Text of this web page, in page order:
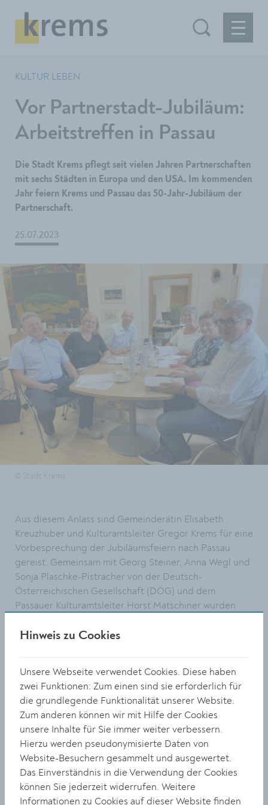
KULTUR LEBEN
Vor Partnerstadt-Jubiläum:
Arbeitstreffen in Passau
Die Stadt Krems pflegt seit vielen Jahren Partnerschaften
mit sechs Städten in Europa und den USA. Im kommenden
Jahr feiern Krems und Passau das 50-Jahr-Jubiläum der
Partnerschaft.
25.07.2023
Aus diesem Anlass sind Gemeinderätin Elisabeth
Kreuzhuber und Kulturamtsleiter Gregor Krems für eine
Vorbesprechung der Jubiläumsfeiern nach Passau
gereist. Gemeinsam mit Georg Steiner, Anna Wegl und
Sonja Plaschke-Pistracher von der Deutsch-
Österreichischen Gesellschaft (DÖG) und dem
Passauer Kulturamtsleiter Horst Matschiner wurden
Aktivitäten, in die vor allem Jugendliche
Die vielfältige Zusammenarbeit zwischen Krems und
Passau kam in den vergangenen Jahren besonders in
einem regen Künstler:innenaustausch zum Ausdruck,
etwa bei Ausstellungen in Krems und Passau. Einen
besonders wichtigen Anteil daran hat die DÖG. Diese
Gesellschaft besteht seit 1995 und zählt etwa 700
Mitglieder in Österreich und Deutschland.
Foto: Horst Matschiner, Elisabeth Kreuzhuber, Gregor
Kremser, Sonja Plaschke-Pistracher, Anna Wegl und
Hinweis zu Cookies
Unsere Webseite verwendet Cookies. Diese haben
zwei Funktionen: Zum einen sind sie erforderlich für
die grundlegende Funktionalität unserer Website.
Zum anderen können wir mit Hilfe der Cookies
unsere Inhalte für Sie immer weiter verbessern.
Hierzu werden pseudonymisierte Daten von
Website-Besuchern gesammelt und ausgewertet.
Das Einverständnis in die Verwendung der Cookies
können Sie jederzeit widerrufen. Weitere
Informationen zu Cookies auf dieser Website finden